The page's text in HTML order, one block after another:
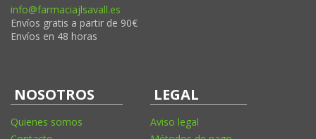
info@farmaciajlsavall.es
Envíos gratis a partir de 90€
Envíos en 48 horas
NOSOTROS
Quienes somos
LEGAL
Aviso legal